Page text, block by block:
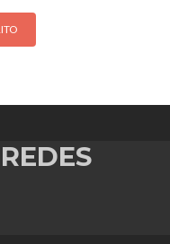
is:
$1,350.00.